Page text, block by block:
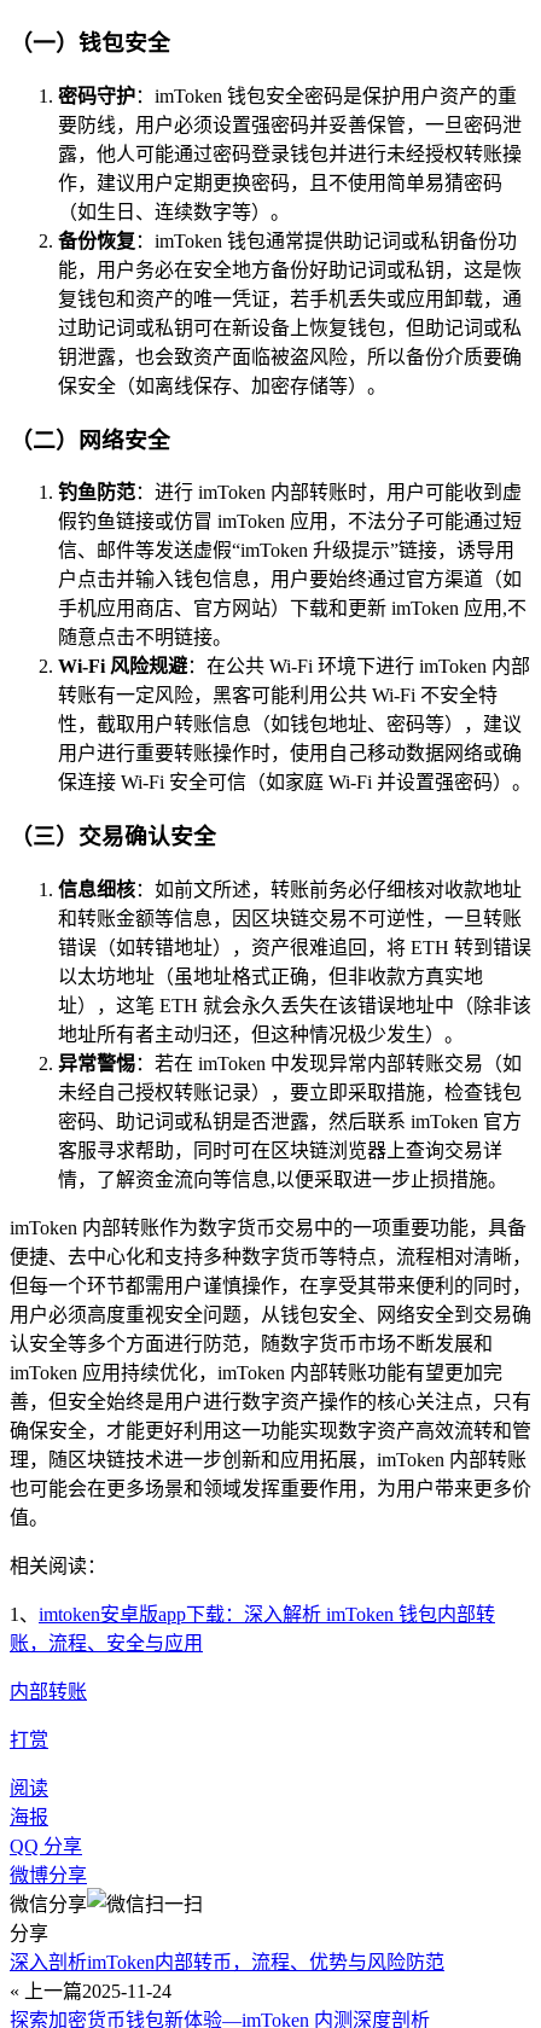
（一）钱包安全
密码守护：imToken 钱包安全密码是保护用户资产的重
要防线，用户必须设置强密码并妥善保管，一旦密码泄
露，他人可能通过密码登录钱包并进行未经授权转账操
作，建议用户定期更换密码，且不使用简单易猜密码
（如生日、连续数字等）。
备份恢复 ：imToken 钱包通常提供助记词或私钥备份功
能，用户务必在安全地方备份好助记词或私钥，这是恢
复钱包和资产的唯一凭证，若手机丢失或应用卸载，通
过助记词或私钥可在新设备上恢复钱包，但助记词或私
钥泄露，也会致资产面临被盗风险，所以备份介质要确
保安全（如离线保存、加密存储等）。
（二）网络安全
钓鱼防范：进行 imToken 内部转账时，用户可能收到虚
假钓鱼链接或仿冒 imToken 应用，不法分子可能通过短
信、邮件等发送虚假“imToken 升级提示”链接，诱导用
户点击并输入钱包信息，用户要始终通过官方渠道（如
手机应用商店、官方网站）下载和更新 imToken 应用,不
随意点击不明链接。
Wi-Fi 风险规避：在公共 Wi-Fi 环境下进行 imToken 内部
转账有一定风险，黑客可能利用公共 Wi-Fi 不安全特
性，截取用户转账信息（如钱包地址、密码等），建议
用户进行重要转账操作时，使用自己移动数据网络或确
保连接 Wi-Fi 安全可信（如家庭 Wi-Fi 并设置强密码）。
（三）交易确认安全
信息细核：如前文所述，转账前务必仔细核对收款地址
和转账金额等信息，因区块链交易不可逆性，一旦转账
错误（如转错地址），资产很难追回，将 ETH 转到错误
以太坊地址（虽地址格式正确，但非收款方真实地
址），这笔 ETH 就会永久丢失在该错误地址中（除非该
地址所有者主动归还，但这种情况极少发生）。
异常警惕：若在 imToken 中发现异常内部转账交易（如
未经自己授权转账记录），要立即采取措施，检查钱包
密码、助记词或私钥是否泄露，然后联系 imToken 官方
客服寻求帮助，同时可在区块链浏览器上查询交易详
情，了解资金流向等信息,以便采取进一步止损措施。
imToken 内部转账作为数字货币交易中的一项重要功能，具备
便捷、去中心化和支持多种数字货币等特点，流程相对清晰，
但每一个环节都需用户谨慎操作，在享受其带来便利的同时，
用户必须高度重视安全问题，从钱包安全、网络安全到交易确
认安全等多个方面进行防范，随数字货币市场不断发展和
imToken 应用持续优化，imToken 内部转账功能有望更加完
善，但安全始终是用户进行数字资产操作的核心关注点，只有
确保安全，才能更好利用这一功能实现数字资产高效流转和管
理，随区块链技术进一步创新和应用拓展，imToken 内部转账
也可能会在更多场景和领域发挥重要作用，为用户带来更多价
值。
相关阅读：
1、 imtoken安卓版app下载：深入解析 imToken 钱包内部转
账，流程、安全与应用
内部转账
打赏
阅读
海报
QQ 分享
微博分享
微信分享
分享
深入剖析imToken内部转币，流程、优势与风险防范
« 上一篇2025-11-24
探索加密货币钱包新体验—imToken 内测深度剖析